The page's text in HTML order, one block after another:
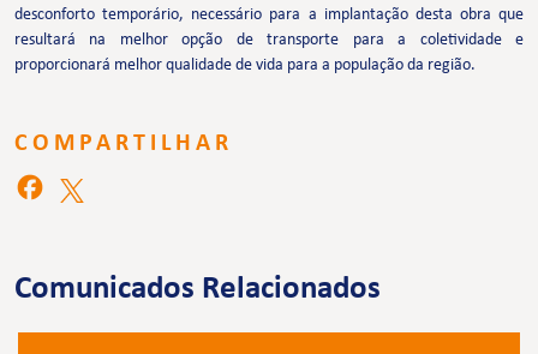
desconforto temporário, necessário para a implantação desta obra que
resultará na melhor opção de transporte para a coletividade e
proporcionará melhor qualidade de vida para a população da região.
COMPARTILHAR
Comunicados Relacionados